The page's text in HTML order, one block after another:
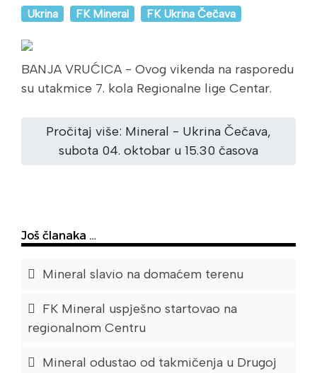
Ukrina FK Mineral FK Ukrina Čečava
BANJA VRUĆICA - Ovog vikenda na rasporedu
su utakmice 7. kola Regionalne lige Centar.
Pročitaj više: Mineral - Ukrina Čečava,
subota 04. oktobar u 15.30 časova
Još članaka …
Mineral slavio na domaćem terenu
FK Mineral uspješno startovao na
regionalnom Centru
Mineral odustao od takmičenja u Drugoj